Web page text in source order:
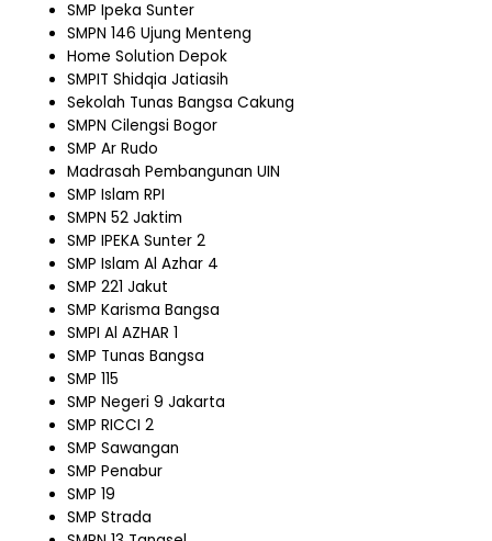
SMP Ipeka Sunter
SMPN 146 Ujung Menteng
Home Solution Depok
SMPIT Shidqia Jatiasih
Sekolah Tunas Bangsa Cakung
SMPN Cilengsi Bogor
SMP Ar Rudo
Madrasah Pembangunan UIN
SMP Islam RPI
SMPN 52 Jaktim
SMP IPEKA Sunter 2
SMP Islam Al Azhar 4
SMP 221 Jakut
SMP Karisma Bangsa
SMPI Al AZHAR 1
SMP Tunas Bangsa
SMP 115
SMP Negeri 9 Jakarta
SMP RICCI 2
SMP Sawangan
SMP Penabur
SMP 19
SMP Strada